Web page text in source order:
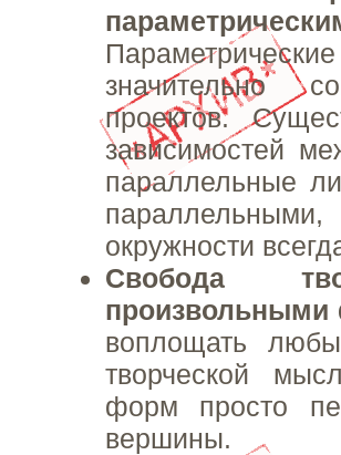
значительно
проектов.
зависимостей
параллельные
окружности
Свобода
воплощать
творческой
форм просто
вершины.